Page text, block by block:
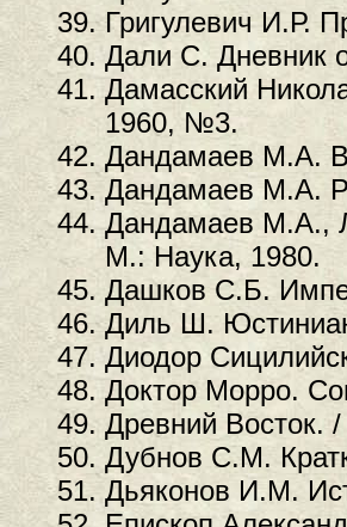
Григулевич И.Р.
Дали С. Дневник
Дамасский
1960, №3.
Дандамаев М.А.
Дандамаев М.А.
Дандамаев М.А.,
М.: Наука, 1980.
Дашков С.Б.
Диль Ш.
Диодор
Доктор Морро.
Древний Восток.
Дубнов С.М.
Дьяконов И.М.